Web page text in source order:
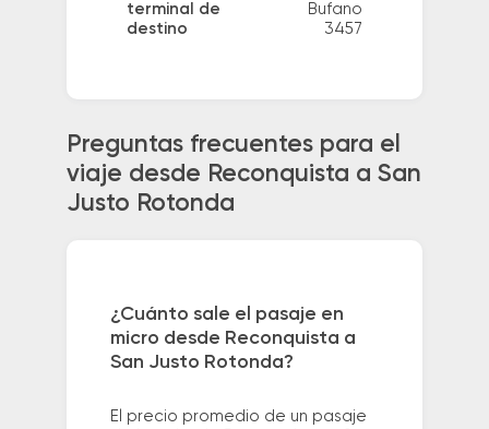
terminal de
destino
Bufano
3457
Preguntas frecuentes para el
viaje desde Reconquista a San
Justo Rotonda
¿Cuánto sale el pasaje en
micro desde Reconquista a
San Justo Rotonda?
El precio promedio de un pasaje